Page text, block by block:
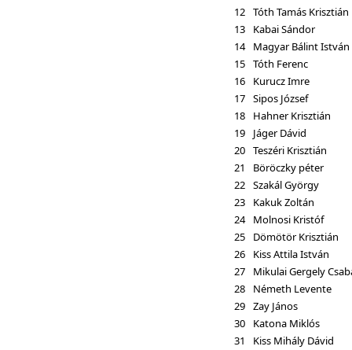
12 Tóth Tamás Krisztián
13
Kabai Sándor
14 Magyar Bálint István
15 Tóth Ferenc
16
Kurucz Imre
17 Sipos József
18
Hahner Krisztián
19
Jáger Dávid
20 Teszéri Krisztián
21
Böröczky péter
22 Szakál György
23
Kakuk Zoltán
24
Molnosi Kristóf
25
Dömötör Krisztián
26
Kiss Attila István
27
Mikulai Gergely
28
Németh Levente
29 Zay János
30
Katona Miklós
31
Kiss Mihály Dávid